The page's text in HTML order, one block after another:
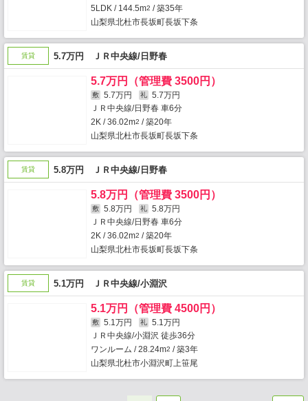
5LDK / 144.5m2 / 築35年
山梨県北杜市長坂町長坂下条
賃貸 5.7万円 ＪＲ中央線/日野春
5.7万円（管理費 3500円）
敷 5.7万円 礼
5.7万円
ＪＲ中央線/日野春 車6分
2K / 36.02m2 / 築20年
山梨県北杜市長坂町長坂下条
賃貸 5.8万円 ＪＲ中央線/日野春
5.8万円（管理費 3500円）
敷 5.8万円 礼
5.8万円
ＪＲ中央線/日野春 車6分
2K / 36.02m2 / 築20年
山梨県北杜市長坂町長坂下条
賃貸 5.1万円 ＪＲ中央線/小淵沢
5.1万円（管理費 4500円）
敷 5.1万円 礼
5.1万円
ＪＲ中央線/小淵沢 徒歩36分
ワンルーム / 28.24m2 / 築3年
山梨県北杜市小淵沢町上笹尾